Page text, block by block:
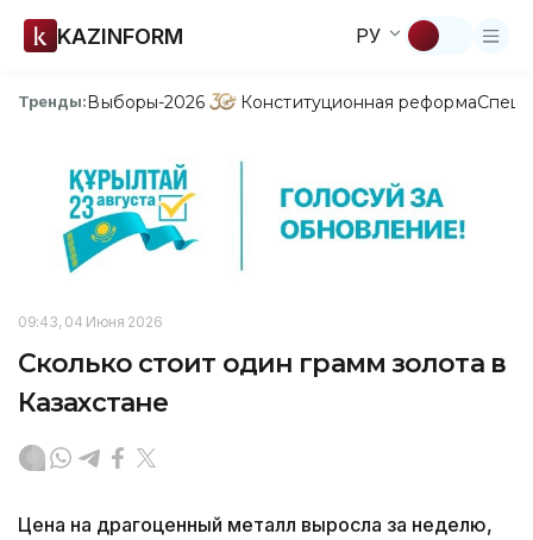
KAZINFORM РУ
Тренды:Выборы-2026 Конституционная реформа
09:43, 04 Июня 2026
Сколько стоит один грамм золота в
Казахстане
Цена на драгоценный металл выросла за неделю,